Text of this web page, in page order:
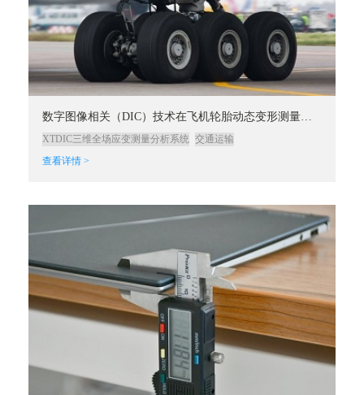
数字图像相关（DIC）技术在飞机轮胎动态变形测量中的应用
XTDIC三维全场应变测量分析系统 交通运输
查看详情 >